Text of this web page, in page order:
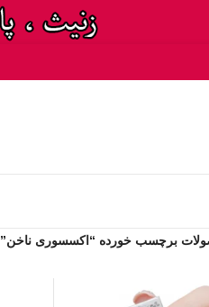
برچسب خورده “اکسسوری ناخن”